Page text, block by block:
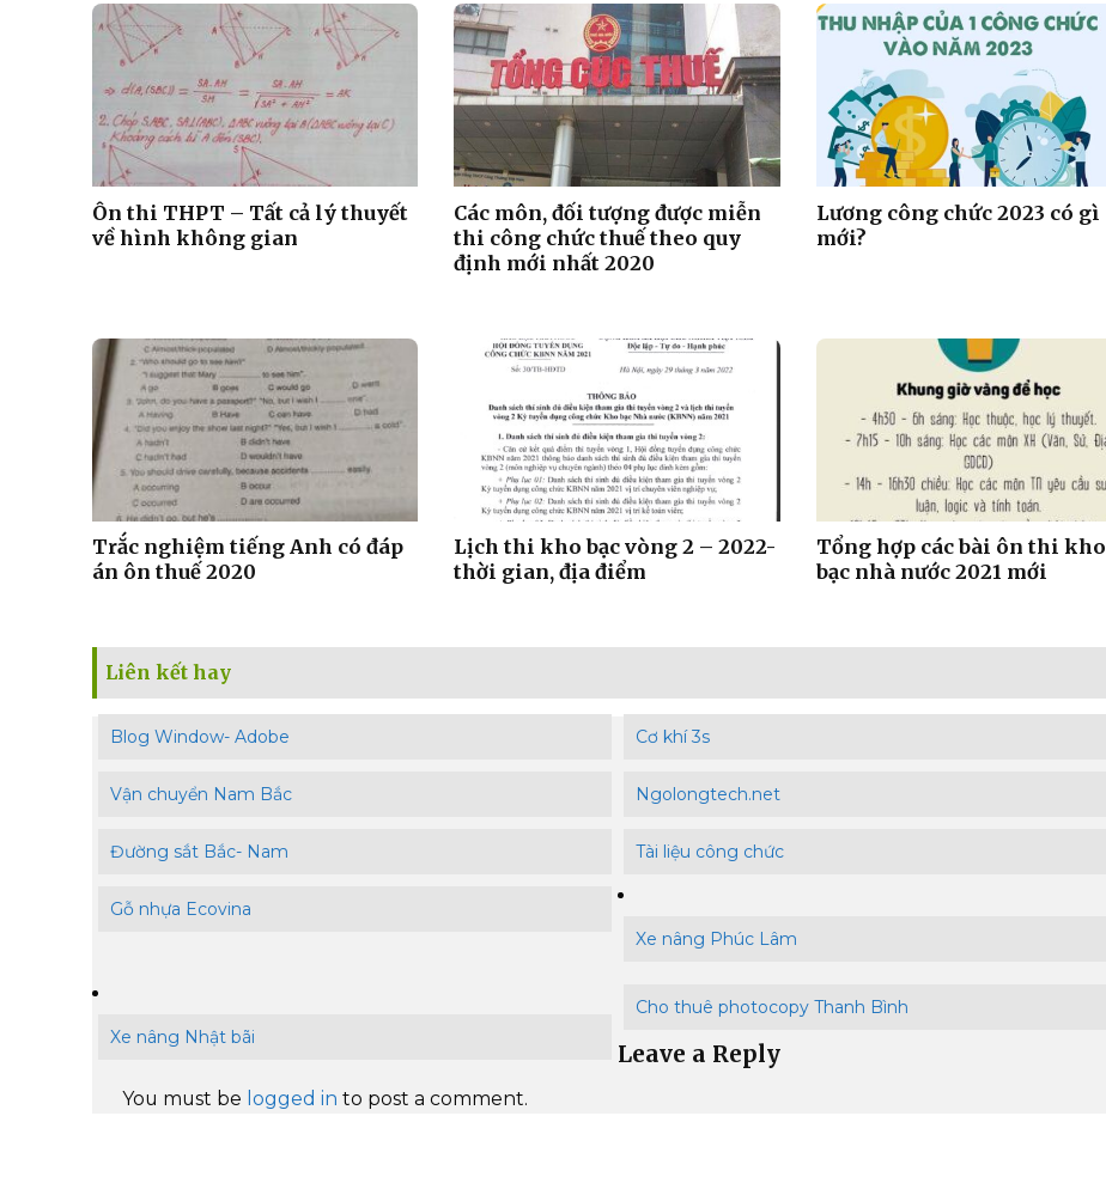
Ôn thi THPT – Tất cả lý thuyết
về hình không gian
Các môn, đối tượng được miễn
thi công chức thuế theo quy
định mới nhất 2020
Lương công chức 2023 có gì
mới?
Trắc nghiệm tiếng Anh có đáp
án ôn thuế 2020
Lịch thi kho bạc vòng 2 – 2022-
thời gian, địa điểm
Tổng hợp các bài ôn thi kho
bạc nhà nước 2021 mới
Liên kết hay
Blog Window- Adobe Cơ khí 3s
Vận chuyển Nam Bắc Ngolongtech.net
Đường sắt Bắc- Nam Tài liệu công chức
Gỗ nhựa Ecovina
Xe nâng Phúc Lâm
Xe nâng Nhật bãi
Cho thuê photocopy Thanh Bình
Leave a Reply
You must be logged in to post a comment.